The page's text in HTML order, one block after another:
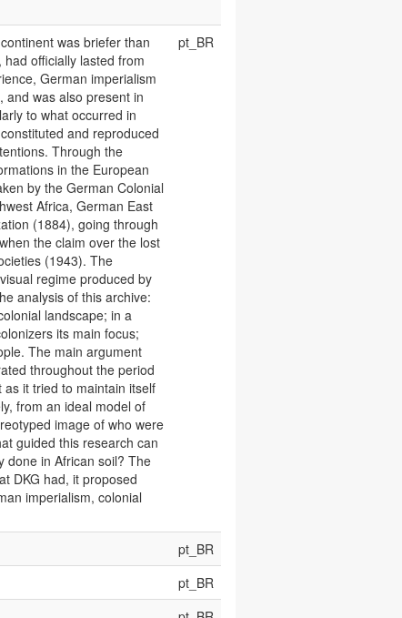
was briefer than
officially lasted from
German imperialism
and was also present in
to what occurred in
and reproduced
Through the
in the European
by the German Colonial
Africa, German East
(1884), going through
the claim over the lost
(1943). The
regime produced by
analysis of this archive:
landscape; in a
its main focus;
The main argument
throughout the period
it tried to maintain itself
from an ideal model of
image of who were
guided this research can
done in African soil? The
DKG had, it proposed
imperialism, colonial
pt_BR
pt_BR
pt_BR